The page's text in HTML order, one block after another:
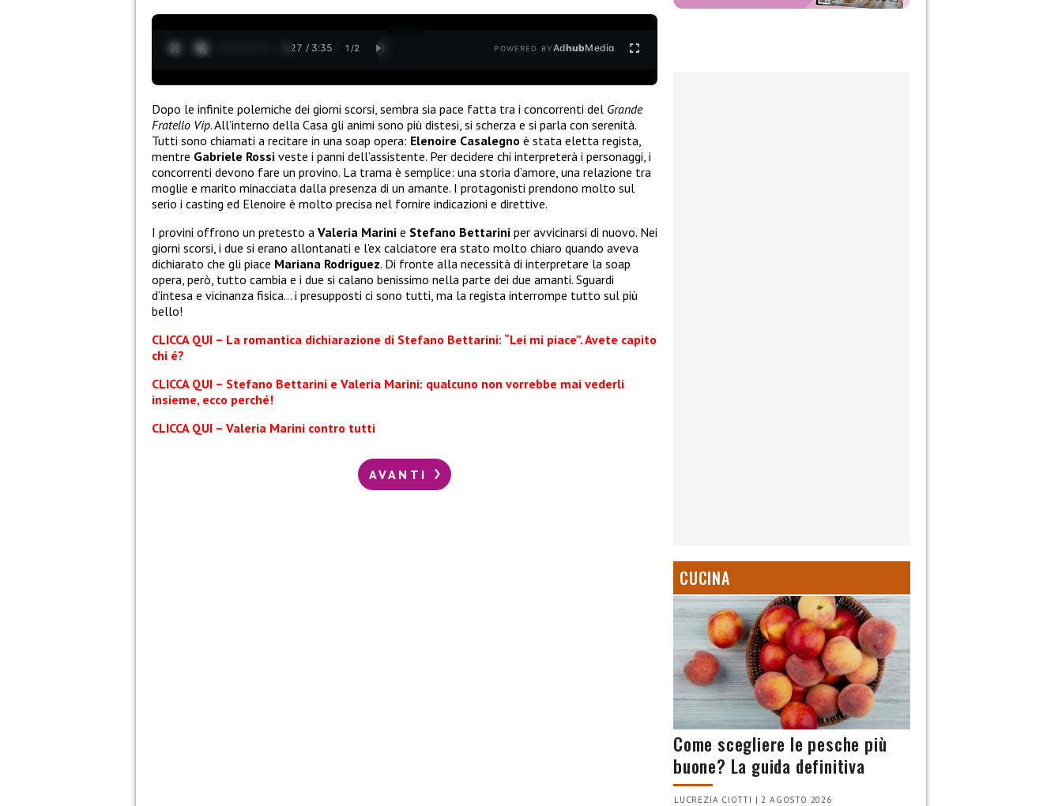
0:28 / 3:35 1 /2 POWERED BYAdhubMedia
Dopo le infinite polemiche dei giorni scorsi, sembra sia pace fatta tra i concorrenti del Grande
Fratello Vip. All’interno della Casa gli animi sono più distesi, si scherza e si parla con serenità.
Tutti sono chiamati a recitare in una soap opera: Elenoire Casalegno è stata eletta regista,
mentre Gabriele Rossi veste i panni dell’assistente. Per decidere chi interpreterà i personaggi, i
concorrenti devono fare un provino. La trama è semplice: una storia d’amore, una relazione tra
moglie e marito minacciata dalla presenza di un amante. I protagonisti prendono molto sul
serio i casting ed Elenoire è molto precisa nel fornire indicazioni e direttive.
I provini offrono un pretesto a Valeria Marini e Stefano Bettarini per avvicinarsi di nuovo. Nei
giorni scorsi, i due si erano allontanati e l’ex calciatore era stato molto chiaro quando aveva
dichiarato che gli piace Mariana Rodriguez. Di fronte alla necessità di interpretare la soap
opera, però, tutto cambia e i due si calano benissimo nella parte dei due amanti. Sguardi
d’intesa e vicinanza fisica… i presupposti ci sono tutti, ma la regista interrompe tutto sul più
bello!
CLICCA QUI – La romantica dichiarazione di Stefano Bettarini: “Lei mi piace”. Avete capito
chi é?
CLICCA QUI – Stefano Bettarini e Valeria Marini: qualcuno non vorrebbe mai vederli
insieme, ecco perché!
CLICCA QUI – Valeria Marini contro tutti
AVANTI
CUCINA
Come scegliere le pesche più
buone? La guida definitiva
LUCREZIA CIOTTI | 2 AGOSTO 2026